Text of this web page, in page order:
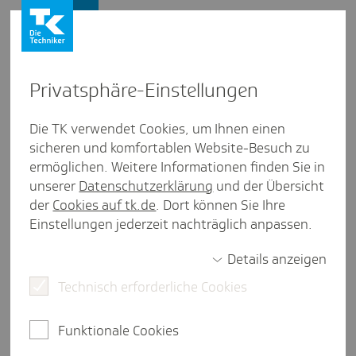
Down­loads
Das richtige Infomaterial ist die Basis für ein
erfolgreiches Geschäft. Daher statten wir Sie mit
dem aus, was Sie benötigen. Hier finden Sie alles
von personalisierten Anträgen über
zielgruppenspezifische Flyer und Broschüren bis
hin zu Infomaterial über das Versicherungsrecht.
oder TK-Berater ansprechen.
Services
Privat­sphäre-Einstel­lungen
Die TK verwendet Cookies, um Ihnen einen
sicheren und komfortablen Website-Besuch zu
ermöglichen. Weitere Informationen finden Sie in
unserer Datenschutzerklärung und der Übersicht
der Cookies auf tk.de. Dort können Sie Ihre
Einstellungen jederzeit nachträglich anpassen.
Details anzeigen
Technisch erforderliche Cookies
Funktionale Cookies